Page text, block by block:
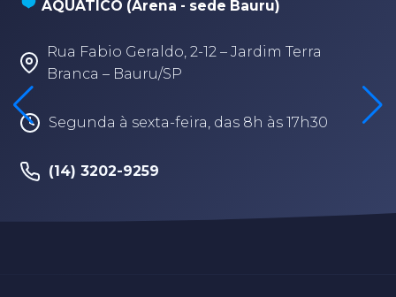
AQUÁTICO (Arena - sede Bauru)
Rua Fabio Geraldo, 2-12 – Jardim Terra
Branca – Bauru/SP
Segunda à sexta-feira, das 8h às 17h30
(14) 3202-9259